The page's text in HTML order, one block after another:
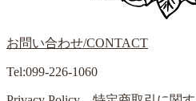
お問い合わせ/CONTACT
Tel:099-226-1060